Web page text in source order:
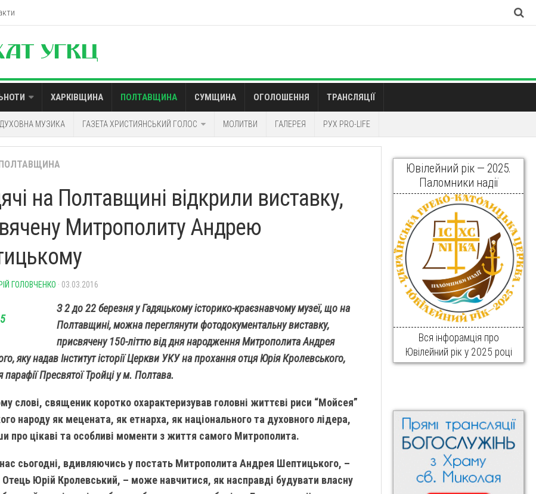
ХАРКІВЩИНА ПОЛТАВЩИНА СУМЩИНА ОГОЛОШЕННЯ ТРАНСЛЯЦІЇ
ДУХОВНА МУЗИКА ГАЗЕТА ХРИСТИЯНСЬКИЙ ГОЛОС МОЛИТВИ ГАЛЕРЕЯ РУХ PRO-LIFE
на Полтавщині відкрили виставку,
Митрополиту Андрею
ГОЛОВЧЕНКО · 03.03.2016
З 2 до 22 березня у Гадяцькому історико-краєзнавчому музеї, що на
Полтавщині, можна переглянути фотодокументальну виставку,
присвячену 150-літтю від дня народження Митрополита Андрея
яку надав Інститут історії Церкви УКУ на прохання отця Юрія Кролевського,
парафії Пресвятої Тройці у м. Полтава.
слові, священик коротко охарактеризував головні життєві риси “Мойсея”
народу як мецената, як етнарха, як національного та духовного лідера,
про цікаві та особливі моменти з життя самого Митрополита.
сьогодні, вдивляючись у постать Митрополита Андрея Шептицького, –
Юрій Кролевський, – може навчитися, як насправді будувати власну
Ювілейний рік — 2025.
Паломники надії
Вся інфорамція про
Ювілейний рік у 2025 році